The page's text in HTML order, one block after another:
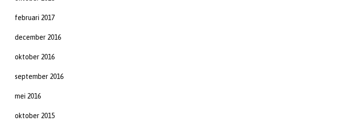
februari 2017
december 2016
oktober 2016
september 2016
mei 2016
oktober 2015